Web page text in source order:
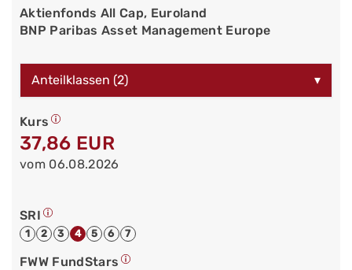
Aktienfonds All Cap, Euroland
BNP Paribas Asset Management Europe
Anteilklassen (2) ▾
Kurs
37,86 EUR
vom 06.08.2026
SRI
1 2 3 4 5 6 7
FWW FundStars